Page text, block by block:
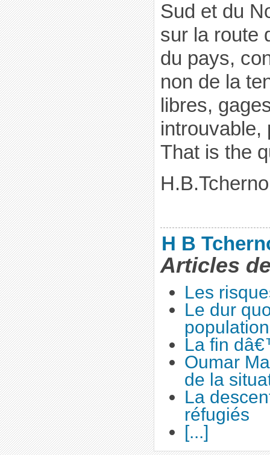
Sud et du
sur la route
du pays,
non de la
libres,
introuvable,
That is the
H.B.Tcherno
H B
Articles
Les
Le dur
La fin
Oumar
de la
La
réfugiés
[...]